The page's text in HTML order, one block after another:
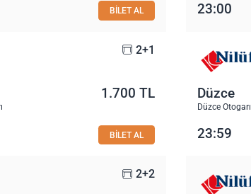
BİLET AL 23:00
2+1
1.700 TL
BİLET AL
Düzce
Düzce Otogarı
23:59
2+2